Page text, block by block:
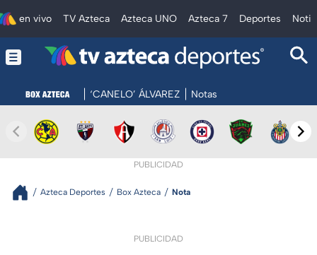
en vivo TV Azteca Azteca UNO Azteca 7 Deportes
‘CANELO’ ÁLVAREZ Notas
PUBLICIDAD
Azteca Deportes Box Azteca Nota
PUBLICIDAD